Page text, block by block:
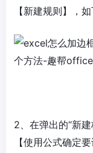
【新建规则】，
2、在弹出的“新
【使用公式确定